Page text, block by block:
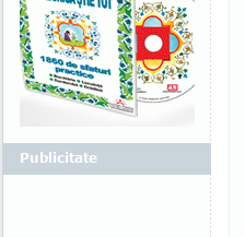
Publicitate